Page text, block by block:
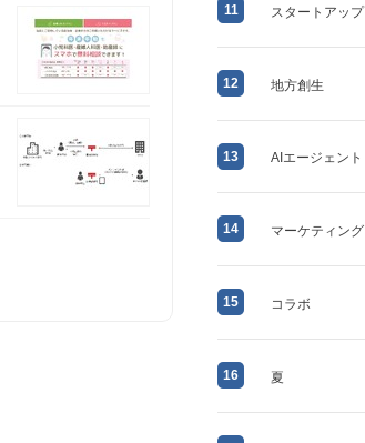
11 スタートアップ
12 地方創生
13 AIエージェント
14 マーケティング
15 コラボ
16 夏